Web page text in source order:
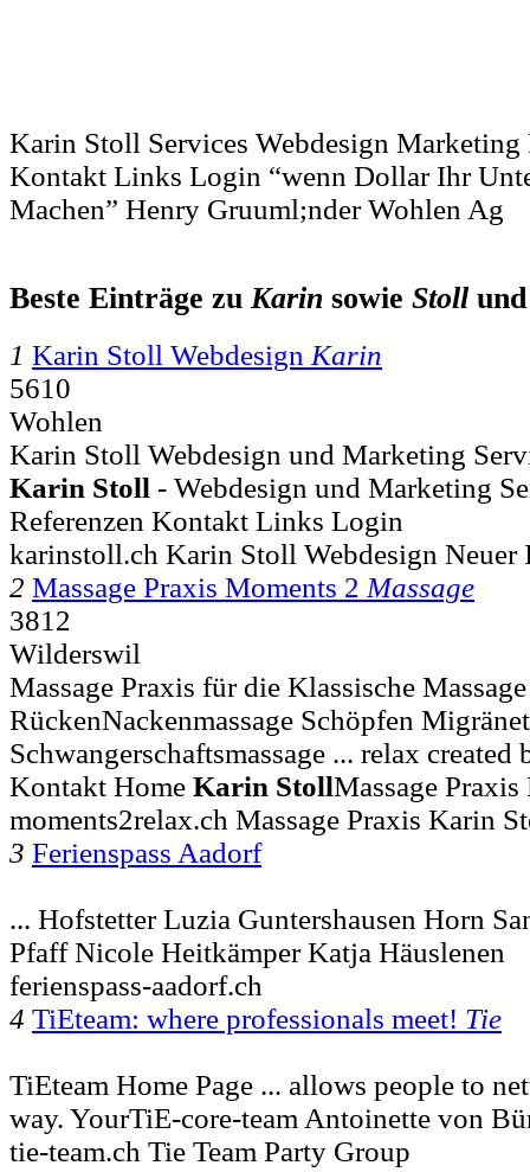
Karin Stoll Services Webdesign Marketing
Kontakt Links Login “wenn Dollar Ihr
Machen” Henry Gruuml;nder Wohlen Ag
Beste Einträge zuKarin sowie Stoll
1 Karin Stoll Webdesign Karin
5610
Wohlen
Karin Stoll Webdesign und Marketing
Karin Stoll - Webdesign und Marketing
Referenzen Kontakt Links Login
karinstoll.ch Karin Stoll Webdesign Neuer
2 Massage Praxis Moments 2 Massage
3812
Wilderswil
Massage Praxis für die Klassische
RückenNackenmassage Schöpfen
Schwangerschaftsmassage ... relax
Kontakt Home Karin StollMassage
moments2relax.ch Massage Praxis Karin
3 Ferienspass Aadorf
... Hofstetter Luzia Guntershausen Horn
Pfaff Nicole Heitkämper Katja Häuslenen
ferienspass-aadorf.ch
4 TiEteam: where professionals meet! Tie
TiEteam Home Page ... allows people to
way. YourTiE-core-team Antoinette von
tie-team.ch Tie Team Party Group